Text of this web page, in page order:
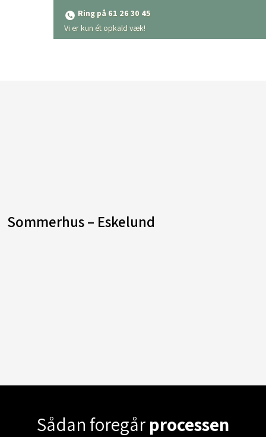
Ring på 61 26 30 45
​Vi er kun ét opkald væk!
Sommerhus – Eskelund
Sådan foregårprocessen